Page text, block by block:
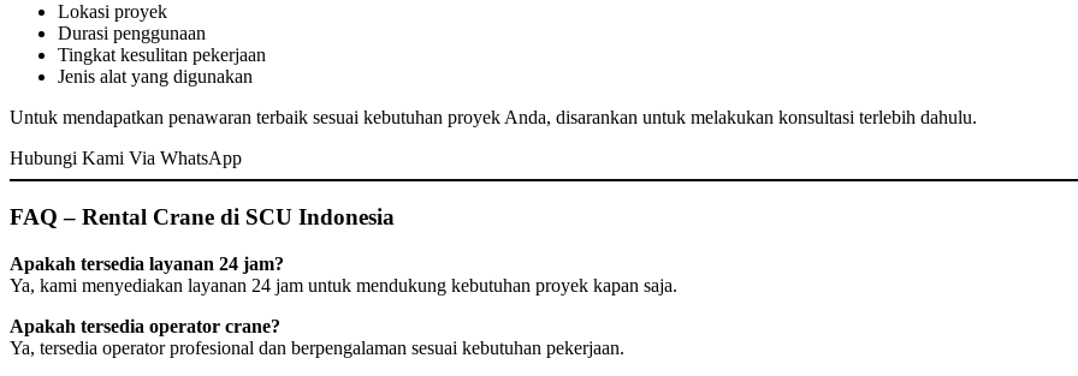
Lokasi proyek
Durasi penggunaan
Tingkat kesulitan pekerjaan
Jenis alat yang digunakan
Untuk mendapatkan penawaran terbaik sesuai kebutuhan proyek Anda, disarankan untuk melakukan konsultasi terlebih dahulu.
Hubungi Kami Via WhatsApp
FAQ – Rental Crane di SCU Indonesia
Apakah tersedia layanan 24 jam?
Ya, kami menyediakan layanan 24 jam untuk mendukung kebutuhan proyek kapan saja.
Apakah tersedia operator crane?
Ya, tersedia operator profesional dan berpengalaman sesuai kebutuhan pekerjaan.